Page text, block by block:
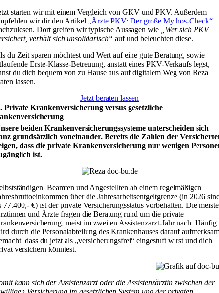
starten wir mit einem Vergleich von GKV und PKV. Außerdem
wir dir den Artikel „Ärzte PKV: Der große Mythos-Check“
Dort greifen wir typische Aussagen wie
„Wer sich PKV
verhält sich unsolidarisch“ auf und beleuchten diese.
du Zeit sparen möchtest und Wert auf eine gute Beratung, sowie
Erste-Klasse-Betreuung, anstatt eines PKV-Verkaufs legst,
du dich bequem von zu Hause aus auf digitalem Weg von Reza
lassen.
Jetzt beraten lassen
Private Krankenversicherung versus gesetzliche
beiden Krankenversicherungssysteme unterscheiden sich
grundsätzlich voneinander. Bereits die Zahlen der
dass die private Krankenversicherung nur wenigen
ist.
Beamten und Angestellten ab einem regelmäßigen
über die Jahresarbeitsentgeltgrenze (in 2026
77.400,- €) ist der private Versicherungsstatus vorbehalten. Die
und Ärzte fragen die Beratung rund um die private
meist im zweiten Assistenzarzt-Jahr nach. Häufig
durch die Personalabteilung des Krankenhauses darauf
dass du jetzt als „versicherungsfrei“ eingestuft wirst und dich
versichern könntest.
kann sich der Assistenzarzt oder die Assistenzärztin zwischen der
Versicherung im gesetzlichen System und der privaten